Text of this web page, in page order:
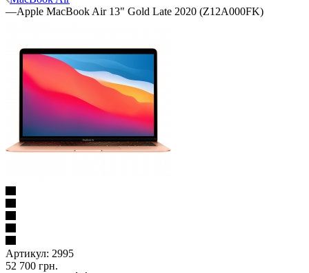
—Apple MacBook Air 13" Gold Late 2020 (Z12A000FK)
Артикул: 2995
52 700 грн.